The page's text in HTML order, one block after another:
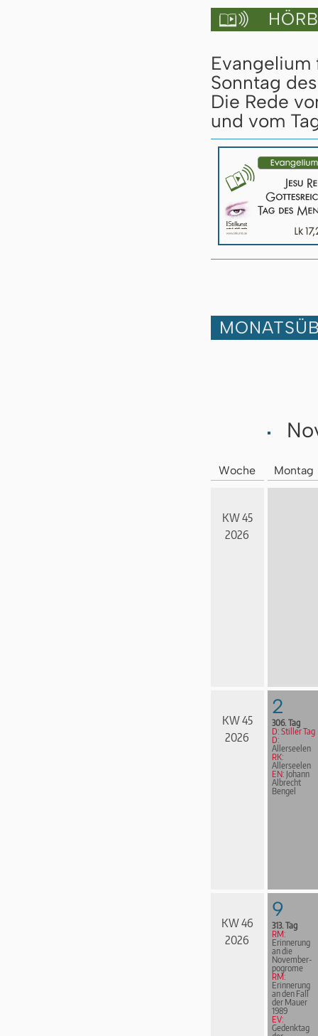

Sonntag
Die Rede
und vom
Woche Montag
KW 45
2026
KW 45
2026
2
306. Tag
D: Stiller Tag
D:
Allerseelen
RK:
Allerseelen
EN: Johann
Albrecht
Bengel
KW 46
2026
9
313. Tag
RM:
Erinnerung
an die
November­
pogrome
RM:
Erinnerung
an den Fall
der Mauer
1989
EV:
Gedenktag